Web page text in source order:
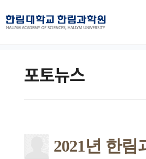
포토뉴스
2021년 한림